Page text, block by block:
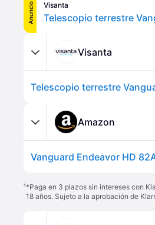
Anuncio Visanta
Telescopio terrestre
Visanta
Telescopio terrestre
Amazon
¹*Paga en 3 plazos sin intereses con
18 años. Sujeto a la aprobación de